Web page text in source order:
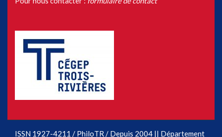
ISSN 1927-4211 / PhiloTR / Depuis 2004 || Département